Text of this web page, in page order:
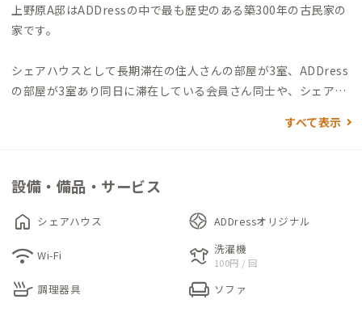
上野原A邸はADDressの中で最も歴史のある築300年の古民家の
家です。
シェアハウスとして長期滞在の住人さんの部屋が3室、ADDress
の部屋が3室あり同日に滞在している会員さん同士や、シェアハ
駐車場は敷地隣の砂利スペースです。広さはありますが、シェア
ハウス住人も利用するため、詰めて駐車してください。
道路沿いには長屋門があり、かつての武家屋敷のような面影を感
じさせます。門をくぐると、築300年の大きな古民家（母屋）が
出迎えてくれます。かつては天皇陛下に絹を上納していた養蚕農
すべて表示
設備・備品・サービス
home シェアハウス ADDressオリジナル
wifi Wi-Fi laundry 洗濯機
100円 / 回
skillet 調理器具 chair ソファ